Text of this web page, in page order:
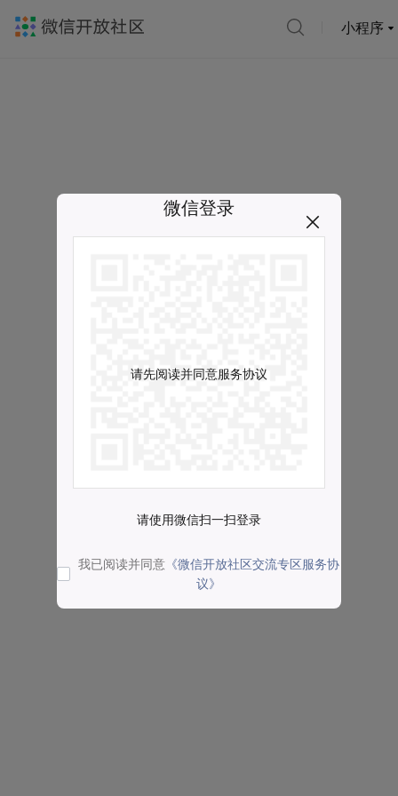
小程序
微信登录
请先阅读并同意服务协议
请使用微信扫一扫登录
我已阅读并同意 《微信开放社区交流专区服务协
议》